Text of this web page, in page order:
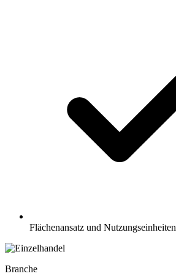
Flächenansatz und Nutzungseinheiten
Branche